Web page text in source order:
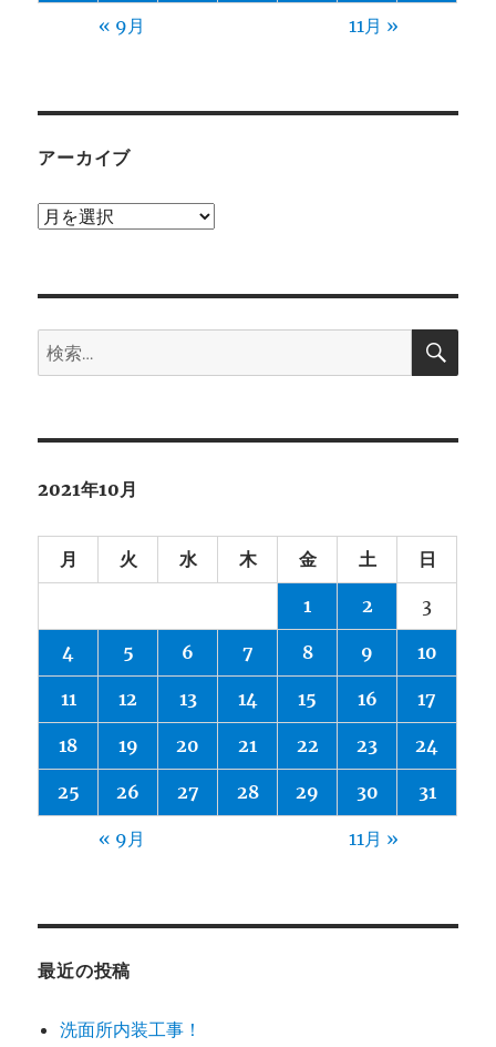
« 9月 11月 »
アーカイブ
ア
検
索:
検
2021年10月
月 火 水 木 金 土 日
1 2 3
4 5 6 7 8 9 10
11 12 13 14 15 16 17
18 19 20 21 22 23 24
25 26 27 28 29 30 31
« 9月 11月 »
最近の投稿
洗面所内装工事！